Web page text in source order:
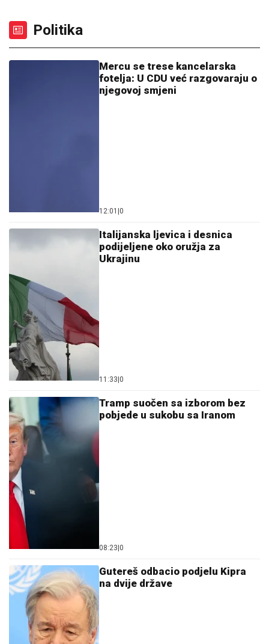
Politika
Mercu se trese kancelarska
fotelja: U CDU već razgovaraju o
njegovoj smjeni
12:01 0
Italijanska ljevica i desnica
podijeljene oko oružja za
Ukrajinu
11:33 0
Tramp suočen sa izborom bez
pobjede u sukobu sa Iranom
08:23 0
Gutereš odbacio podjelu Kipra
na dvije države